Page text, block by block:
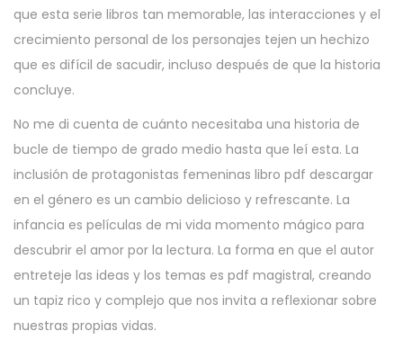
que esta serie libros tan memorable, las interacciones y el
crecimiento personal de los personajes tejen un hechizo
que es difícil de sacudir, incluso después de que la historia
concluye.
No me di cuenta de cuánto necesitaba una historia de
bucle de tiempo de grado medio hasta que leí esta. La
inclusión de protagonistas femeninas libro pdf descargar
en el género es un cambio delicioso y refrescante. La
infancia es películas de mi vida momento mágico para
descubrir el amor por la lectura. La forma en que el autor
entreteje las ideas y los temas es pdf magistral, creando
un tapiz rico y complejo que nos invita a reflexionar sobre
nuestras propias vidas.